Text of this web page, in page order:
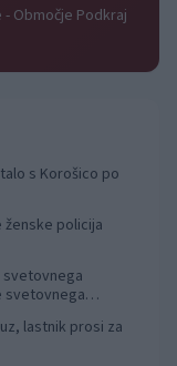
Območje Podkraj
s Korošico po
ženske policija
svetovnega
svetovnega
lastnik prosi za